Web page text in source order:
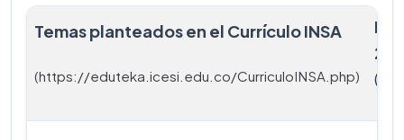
Temas planteados en el Currículo INSA
(https://eduteka.icesi.edu.co/CurriculoINSA.php)